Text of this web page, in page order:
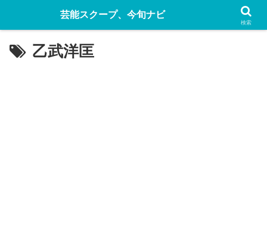
乙武洋匡
芸能スクープ、今旬ナビ
検索